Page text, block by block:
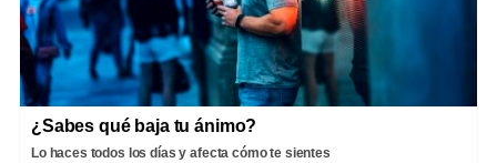
¿Sabes qué baja tu ánimo?
Lo haces todos los días y afecta cómo te sientes